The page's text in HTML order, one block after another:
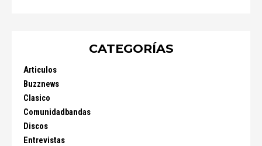
CATEGORÍAS
Articulos
Buzznews
Clasico
Comunidadbandas
Discos
Entrevistas